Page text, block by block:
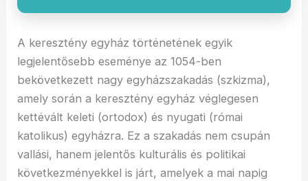
A keresztény egyház történetének egyik
legjelentősebb eseménye az 1054-ben
bekövetkezett nagy egyházszakadás (szkizma),
amely során a keresztény egyház véglegesen
kettévált keleti (ortodox) és nyugati (római
katolikus) egyházra. Ez a szakadás nem csupán
vallási, hanem jelentős kulturális és politikai
következményekkel is járt, amelyek a mai napig